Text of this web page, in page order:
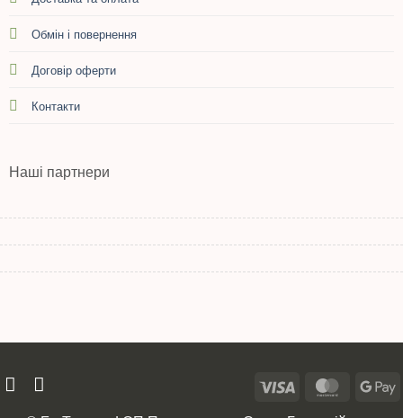
Обмін і повернення
Договір оферти
Контакти
Наші партнери